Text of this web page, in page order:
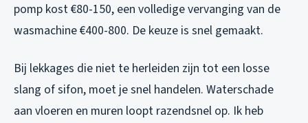
pomp kost €80-150, een volledige vervanging van de
wasmachine €400-800. De keuze is snel gemaakt.
Bij lekkages die niet te herleiden zijn tot een losse
slang of sifon, moet je snel handelen. Waterschade
aan vloeren en muren loopt razendsnel op. Ik heb